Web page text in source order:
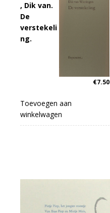
, Dik van.
De
verstekeli
ng.
€7.50
Toevoegen aan
winkelwagen